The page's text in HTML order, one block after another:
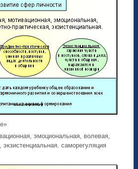
эмоциональная, волевая,
экзистенциальная. саморегуляция